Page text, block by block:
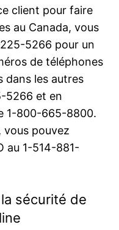
client pour faire
au Canada, vous
5266 pour un
de téléphones
dans les autres
5266 et en
1-800-665-8800.
vous pouvez
au 1-514-881-
sécurité de